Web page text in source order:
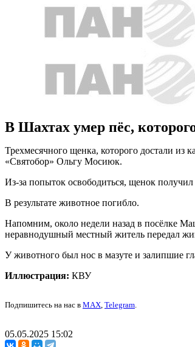
В Шахтах умер пёс,
Трехмесячного щенка, которого достали из
«Святобор» Ольгу Мосиюк.
Из-за попыток освободиться, щенок
В результате животное погибло.
Напомним, около недели назад в посёлке
неравнодушный местный житель передал
У животного был нос в мазуте и залипшие
Иллюстрация: КВУ
Подпишитесь на нас в MAX, Telegram.
05.05.2025 15:02